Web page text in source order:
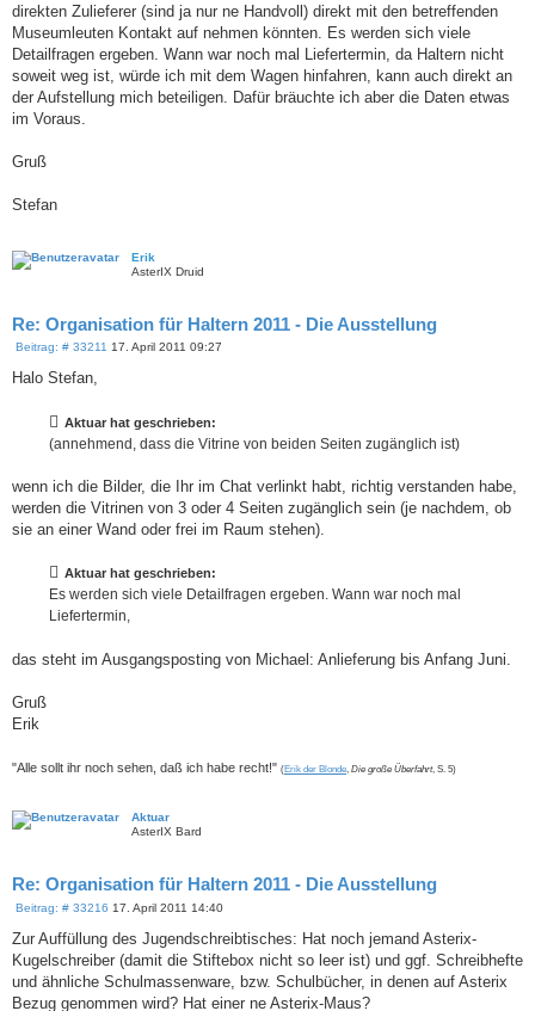
direkten Zulieferer (sind ja nur ne Handvoll) direkt mit den betreffenden
Museumleuten Kontakt auf nehmen könnten. Es werden sich viele
Detailfragen ergeben. Wann war noch mal Liefertermin, da Haltern nicht
soweit weg ist, würde ich mit dem Wagen hinfahren, kann auch direkt an
der Aufstellung mich beteiligen. Dafür bräuchte ich aber die Daten etwas
im Voraus.
Gruß
Stefan
Erik
AsterIX Druid
Re: Organisation für Haltern 2011 - Die Ausstellung
Beitrag: # 33211 B
a
g
17. April 2011 09:27
Halo Stefan,
Aktuar hat geschrieben:
(annehmend, dass die Vitrine von beiden Seiten zugänglich ist)
wenn ich die Bilder, die Ihr im Chat verlinkt habt, richtig verstanden habe,
werden die Vitrinen von 3 oder 4 Seiten zugänglich sein (je nachdem, ob
sie an einer Wand oder frei im Raum stehen).
Aktuar hat geschrieben:
Es werden sich viele Detailfragen ergeben. Wann war noch mal
Liefertermin,
das steht im Ausgangsposting von Michael: Anlieferung bis Anfang Juni.
Gruß
Erik
"Alle sollt ihr noch sehen, daß ich habe recht!" (Erik der Blonde, Die große Überfahrt, S. 5)
Aktuar
AsterIX Bard
Re: Organisation für Haltern 2011 - Die Ausstellung
Beitrag: # 33216 B
r
a
17. April 2011 14:40
Zur Auffüllung des Jugendschreibtisches: Hat noch jemand Asterix-
Kugelschreiber (damit die Stiftebox nicht so leer ist) und ggf. Schreibhefte
und ähnliche Schulmassenware, bzw. Schulbücher, in denen auf Asterix
Bezug genommen wird? Hat einer ne Asterix-Maus?